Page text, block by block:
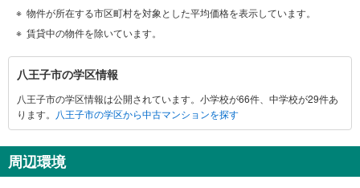
物件が所在する市区町村を対象とした平均価格を表示しています。
賃貸中の物件を除いています。
八
王
子
市
関
す
八王子市の学区情報
八王子市の学区情報は公開されています。小学校が66件、中学校が29件あ
ります。
八王子市の学区から中古マンションを探す
周辺環境